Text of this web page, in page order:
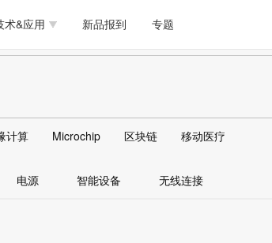
安防监控
模拟技术/信号链
术&应用
全 可穿戴
AI/人工智能
新品报到 专题
医疗电子
模拟技术/信号链
无线连接 LED
AI/人工智能 传感器技术
图像/3D 电源技术/信号链 接口
计算 Microchip 区块链 移动医疗
电源 智能设备 无线连接